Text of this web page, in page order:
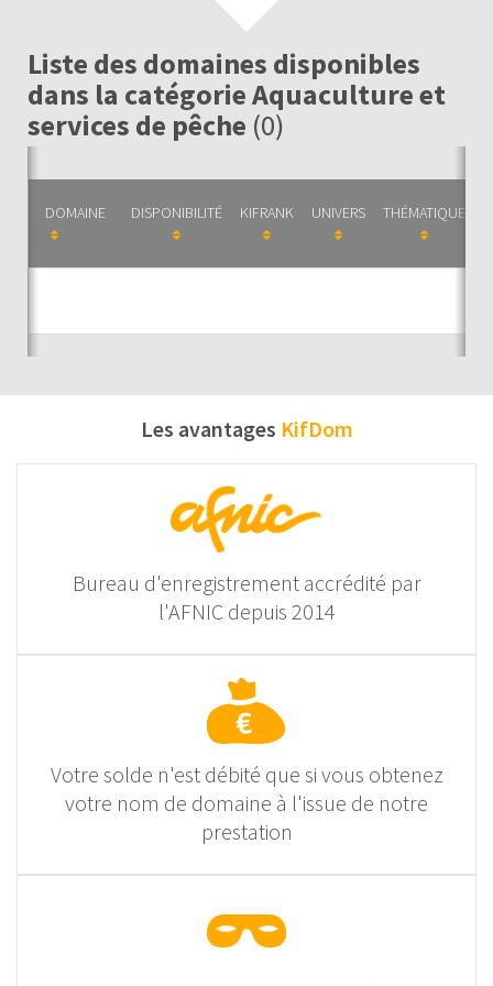
Liste des domaines disponibles
dans la catégorie Aquaculture et
services de pêche (0)
DOMAINE DISPONIBILITÉ KIFRANK UNIVERS THÉMATIQUE
Les avantages KifDom
Bureau d'enregistrement accrédité par
l'AFNIC depuis 2014
Votre solde n'est débité que si vous obtenez
votre nom de domaine à l'issue de notre
prestation